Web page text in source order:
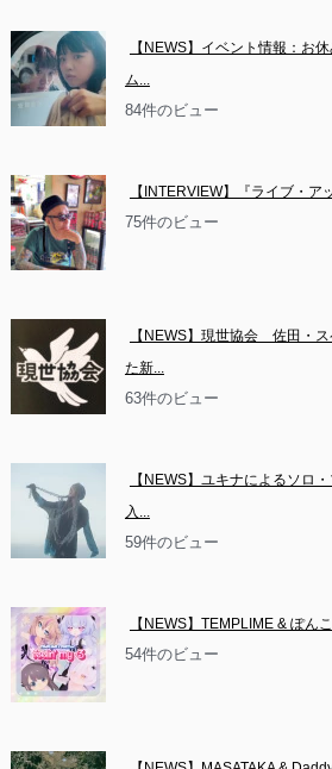
【NEWS】イベント情報：お
ム...
84件のビュー
【INTERVIEW】『ライブ・
75件のビュー
【NEWS】現世協会　佐田・
た新...
63件のビュー
【NEWS】ユキナによるソロ
入...
59件のビュー
【NEWS】TEMPLIME & ぽん
54件のビュー